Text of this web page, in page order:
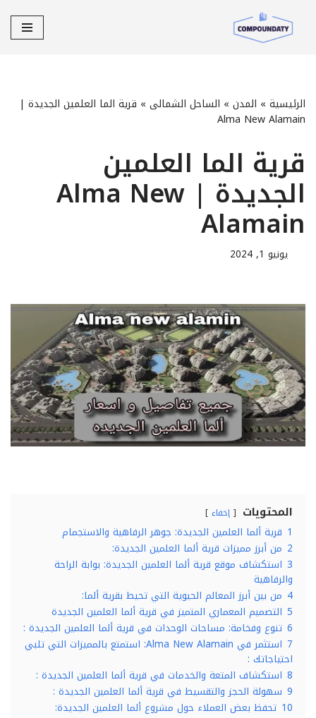
تخطى
الرئيسية » المدن » الساحل الشمالى » قرية الما العلمين الجديدة |
Alma New Alamain
قرية الما العلمين
الجديدة | Alma New
Alamain
يونيو 1, 2024
المحتويات إخفاء
1 قرية ألما العلمين الجديدة: جوهر الرفاهية والاستجمام
2 من أبرز مميزات قرية ألما العلمين الجديدة:
3 استكشاف موقع قرية ألما العلمين الجديدة: بوابة الراحة
والرفاهية
4 من بين أبرز المعالم الحيوية التي تحيط بقرية ألما:
5 التصميم المعماري المتميز في قرية ألما العلمين الجديدة
6 تنوع وفخامة: مساحات الوحدات في قرية ألما العلمين الجديدة :
7
استثمر في Alma New Alamain: استمتع بالمميزات التي تلبي
احتياجاتك :
8 استكشاف المتعة والخدمات في قرية ألما العلمين الجديدة :
9 سهولة الحجز والتقسيط في قرية ألما العلمين الجديدة :
10 تحفظ بعض العملاء حول مشروع ألما العلمين الجديدة: